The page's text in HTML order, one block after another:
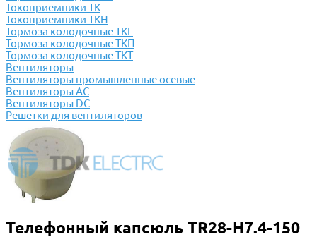
Токоприемники ТК
Токоприемники ТКН
Тормоза колодочные ТКГ
Тормоза колодочные ТКП
Тормоза колодочные ТКТ
Вентиляторы
Вентиляторы промышленные осевые
Вентиляторы АС
Вентиляторы DC
Решетки для вентиляторов
Телефонный капсюль TR28-H7.4-150